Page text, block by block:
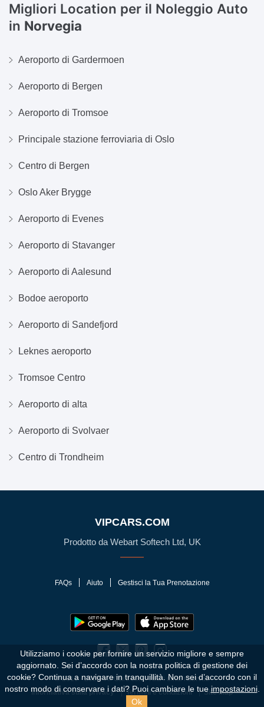
Migliori Location per il Noleggio Auto
in Norvegia
Aeroporto di Gardermoen
Aeroporto di Bergen
Aeroporto di Tromsoe
Principale stazione ferroviaria di Oslo
Centro di Bergen
Oslo Aker Brygge
Aeroporto di Evenes
Aeroporto di Stavanger
Aeroporto di Aalesund
Bodoe aeroporto
Aeroporto di Sandefjord
Leknes aeroporto
Tromsoe Centro
Aeroporto di alta
Aeroporto di Svolvaer
Centro di Trondheim
VIPCARS.COM
Prodotto da Webart Softech Ltd, UK
FAQs Aiuto Gestisci la Tua Prenotazione
Informativa sulla privacy Termini e condizioni Site Map
© 2010 - 2026 VIPCars.com. Tutti i diritti riservati
Utilizziamo i cookie per fornire un servizio migliore e sempre
aggiornato. Sei d’accordo con la nostra politica di gestione dei
cookie? Continua a navigare in tranquillità. Non sei d’accordo con il
nostro modo di conservare i dati? Puoi cambiare le tueimpostazioni.
Ok